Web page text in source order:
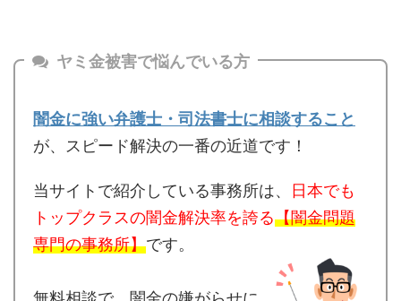
ヤミ金被害で悩んでいる方
闇金に強い弁護士・司法書士に相談すること
が、スピード解決の一番の近道です！
当サイトで紹介している事務所は、
日本でも
トップクラスの闇金解決率を誇る【闇金問題
専門の事務所】です。